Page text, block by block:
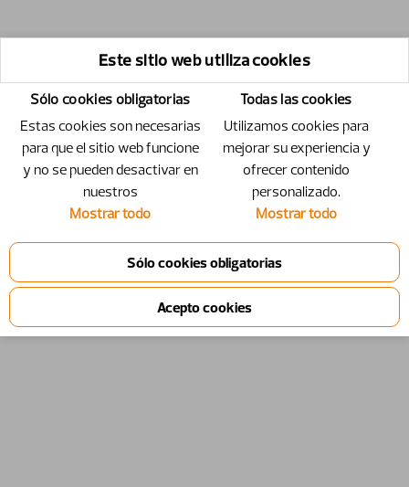
Este sitio web utiliza cookies
Sólo cookies obligatorias
Estas cookies son necesarias
para que el sitio web funcione
y no se pueden desactivar en
nuestros
Mostrar todo
Todas las cookies
Utilizamos cookies para
mejorar su experiencia y
ofrecer contenido
personalizado.
Mostrar todo